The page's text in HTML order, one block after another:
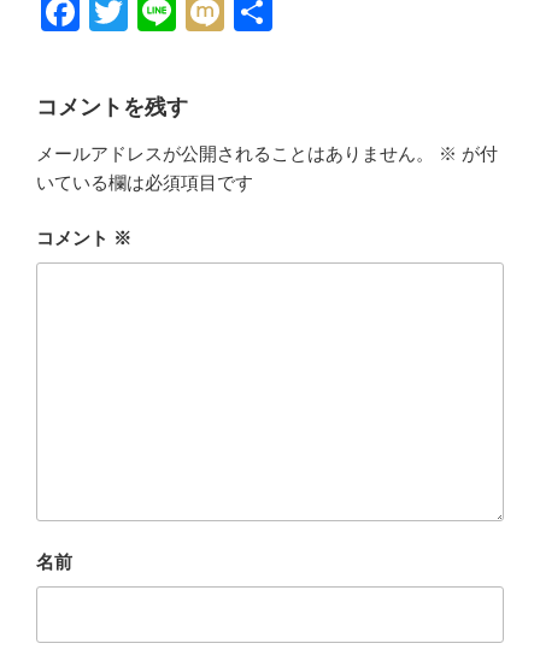
F
c
e
b
o
o
T
tt
er
Li
e
M
コメントを残す
メールアドレスが公開されることはありません。 ※ が付
いている欄は必須項目です
コメント ※
名前